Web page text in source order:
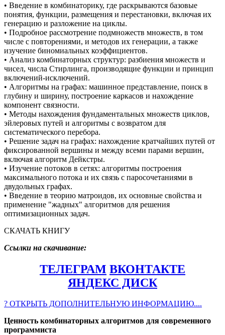
• Введение в комбинаторику, где раскрываются базовые
понятия, функции, размещения и перестановки, включая их
генерацию и разложение на циклы.
• Подробное рассмотрение подмножеств множеств, в том
числе с повторениями, и методов их генерации, а также
изучение биномиальных коэффициентов.
• Анализ комбинаторных структур: разбиения множеств и
чисел, числа Стирлинга, производящие функции и принцип
включений-исключений.
• Алгоритмы на графах: машинное представление, поиск в
глубину и ширину, построение каркасов и нахождение
компонент связности.
• Методы нахождения фундаментальных множеств циклов,
эйлеровых путей и алгоритмы с возвратом для
систематического перебора.
• Решение задач на графах: нахождение кратчайших путей от
фиксированной вершины и между всеми парами вершин,
включая алгоритм Дейкстры.
• Изучение потоков в сетях: алгоритмы построения
максимального потока и их связь с паросочетаниями в
двудольных графах.
• Введение в теорию матроидов, их основные свойства и
применение "жадных" алгоритмов для решения
оптимизационных задач.
СКАЧАТЬ КНИГУ
Ссылки на скачивание:
ТЕЛЕГРАМ ВКОНТАКТЕ
ЯНДЕКС ДИСК
? ОТКРЫТЬ ДОПОЛНИТЕЛЬНУЮ ИНФОРМАЦИЮ....
Ценность комбинаторных алгоритмов для современного
программиста